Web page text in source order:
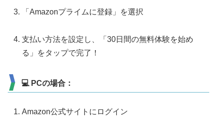
「Amazonプライムに登録」を選択
支払い方法を設定し、「30日間の無料体験を始め
る」をタップで完了！
💻 PCの場合：
Amazon公式サイトにログイン